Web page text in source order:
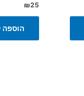
₪25
הוספה